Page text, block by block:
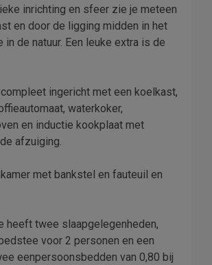
inrichting en sfeer zie je meteen
en door de ligging midden in het
in de natuur. Een leuke extra is de
ingericht met een koelkast,
waterkoker,
en inductie kookplaat met
afzuiging.
met bankstel en fauteuil en
heeft twee slaapgelegenheden,
voor 2 personen en een
eenpersoonsbedden van 0,80 bij